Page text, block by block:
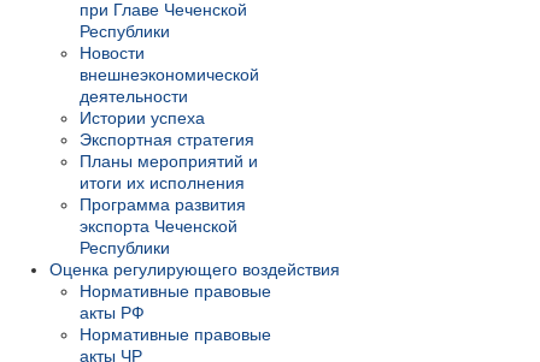
при Главе Чеченской
Республики
Новости
внешнеэкономической
деятельности
Истории успеха
Экспортная стратегия
Планы мероприятий и
итоги их исполнения
Программа развития
экспорта Чеченской
Республики
Оценка регулирующего воздействия
Нормативные правовые
акты РФ
Нормативные правовые
акты ЧР